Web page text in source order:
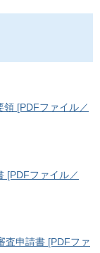
[PDFファイル／
[PDFファイル／
査申請書 [PDFファ